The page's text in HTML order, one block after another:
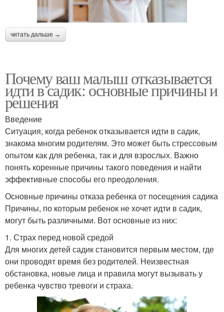
читать дальше →
Почему ваш малыш отказывается
идти в садик: основные причины и
решения
Введение
Ситуация, когда ребенок отказывается идти в садик,
знакома многим родителям. Это может быть стрессовым
опытом как для ребенка, так и для взрослых. Важно
понять коренные причины такого поведения и найти
эффективные способы его преодоления.
Основные причины отказа ребенка от посещения садика
Причины, по которым ребенок не хочет идти в садик,
могут быть различными. Вот основные из них:
1. Страх перед новой средой
Для многих детей садик становится первым местом, где
они проводят время без родителей. Неизвестная
обстановка, новые лица и правила могут вызывать у
ребенка чувство тревоги и страха.